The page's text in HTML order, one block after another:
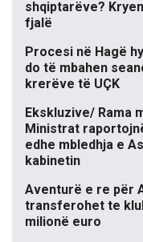
shqiptarëve?
fjalë
Procesi në Hagë
do të mbahen
krerëve të UÇK
Ekskluzive/ Rama
Ministrat
edhe mbledhja e
kabinetin
Aventurë e re për
transferohet te
milionë euro